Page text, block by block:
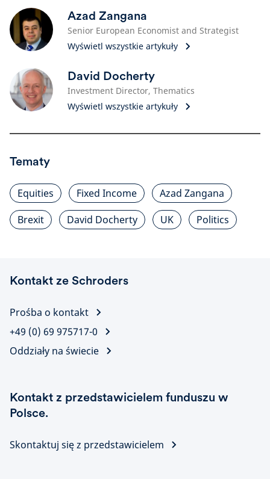
Azad Zangana
Senior European Economist and Strategist
Wyświetl wszystkie artykuły
David Docherty
Investment Director, Thematics
Wyświetl wszystkie artykuły
Tematy
Equities Fixed Income
Azad Zangana
Brexit
David Docherty UK Politics
Kontakt ze Schroders
Prośba o kontakt
+49 (0) 69 975717-0
Oddziały na świecie
Kontakt z przedstawicielem funduszu w
Polsce.
Skontaktuj się z przedstawicielem